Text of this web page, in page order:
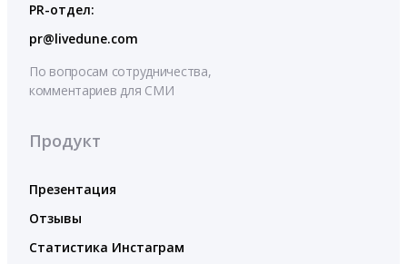
PR-отдел:
pr@livedune.com
По вопросам сотрудничества,
комментариев для СМИ
Продукт
Презентация
Отзывы
Статистика Инстаграм